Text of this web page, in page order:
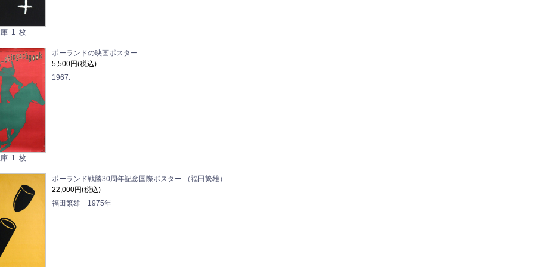
1 枚
1 枚
ポーランドの映画ポスター
5,500円(税込)
1967.
ポーランド戦勝30周年記念国際ポスター （福田繁雄）
22,000円(税込)
福田繁雄 1975年